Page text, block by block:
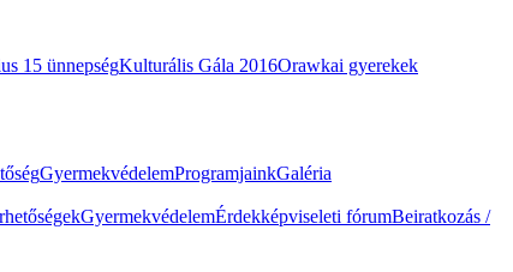
15 ünnepségKulturális Gála 2016Orawkai gyerekek
GyermekvédelemProgramjainkGaléria
GyermekvédelemÉrdekképviseleti fórumBeiratkozás /